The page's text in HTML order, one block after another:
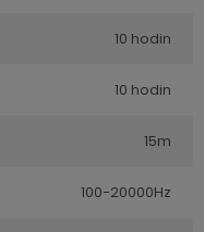
10 hodin
10 hodin
15m
100-20000Hz